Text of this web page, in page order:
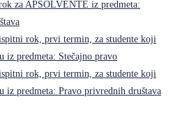
za APSOLVENTE iz predmeta:
rok, prvi termin, za studente koji
iz predmeta: Stečajno pravo
rok, prvi termin, za studente koji
iz predmeta: Pravo privrednih društava